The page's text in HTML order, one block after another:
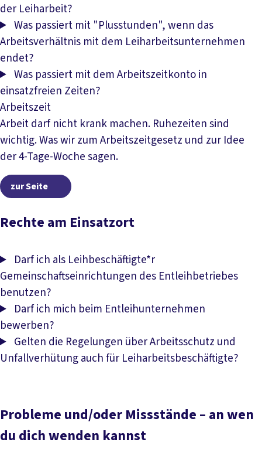
der Leiharbeit?
Was passiert mit "Plusstunden", wenn das
Arbeitsverhältnis mit dem Leiharbeitsunternehmen
endet?
Was passiert mit dem Arbeitszeitkonto in
einsatzfreien Zeiten?
Arbeitszeit
Arbeit darf nicht krank machen. Ruhezeiten sind
wichtig. Was wir zum Arbeitszeitgesetz und zur Idee
der 4-Tage-Woche sagen.
zur Seite zur Seite
Rechte am Einsatzort
Darf ich als Leihbeschäftigte*r
Gemeinschaftseinrichtungen des Entleihbetriebes
benutzen?
Darf ich mich beim Entleihunternehmen
bewerben?
Gelten die Regelungen über Arbeitsschutz und
Unfallverhütung auch für Leiharbeitsbeschäftigte?
Probleme und/oder Missstände – an wen
du dich wenden kannst